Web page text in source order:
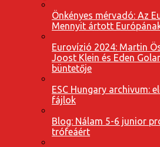
Önkényes mérvadó: Az
Mennyit ártott
Eurovízió 2024: Martin
Joost Klein és Eden
büntetője
ESC Hungary archivum:
fájlok
Blog: Nálam 5-6 junior
trófeáért